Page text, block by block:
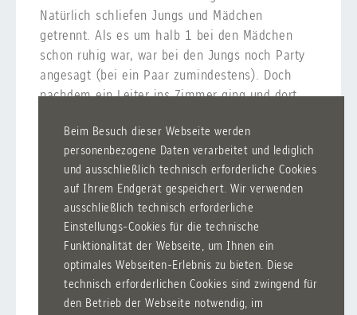
Beim Besuch dieser Webseite werden
personenbezogene Daten verarbeitet und lediglich
und ausschließlich technisch erforderliche Cookies
auf Ihrem Endgerät gespeichert. Wir verwenden
ausschließlich technisch erforderliche
Einstellungs-Cookies für die technische
Funktionalität der Webseite, um Ihnen ein
optimales Webseiten-Erlebnis zu bieten. Diese
technisch erforderlichen Cookies sind zwingend für
den Betrieb der Webseite notwendig, im
Natürlich schliefen Jungs und Mädchen
getrennt. Als es um halb 1 bei den Mädchen
schon ruhig war, war bei den Jungs noch Party
angesagt (bei ein Paar zumindestens). Doch
nachdem ein Leiter ins Zimmer ging und dort
langsam aber sicher ruhig.
Am nächsten Morgen gab es um 8 Uhr Frühstück
und die Kinder waren wieder hell wach. Nach
dem Frühstück durften die Kinder nochmal
etwas spielen und gegen 9 Uhr wurde dann
zusammen alles aufgeräumt. Gegen 10 Uhr
kamen dann auch schon die ersten Eltern und
holten die Kinder ab. Gegen halb 11 wurden
dann auch die letzten Kinder abgeholt.